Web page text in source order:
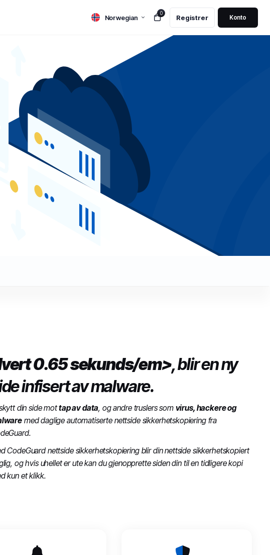
Norwegian
0
Registrer Konto
0.65 sekunds/em>, blir en ny
infisert av malware.
din side mottap av data, og andre truslers som virus, hackere og
med daglige automatiserte nettside sikkerhetskopiering fra
CodeGuard nettside sikkerhetskopiering blir din nettside sikkerhetskopiert
og hvis uhellet er ute kan du gjenopprette siden din til en tidligere kopi
kun et klikk.